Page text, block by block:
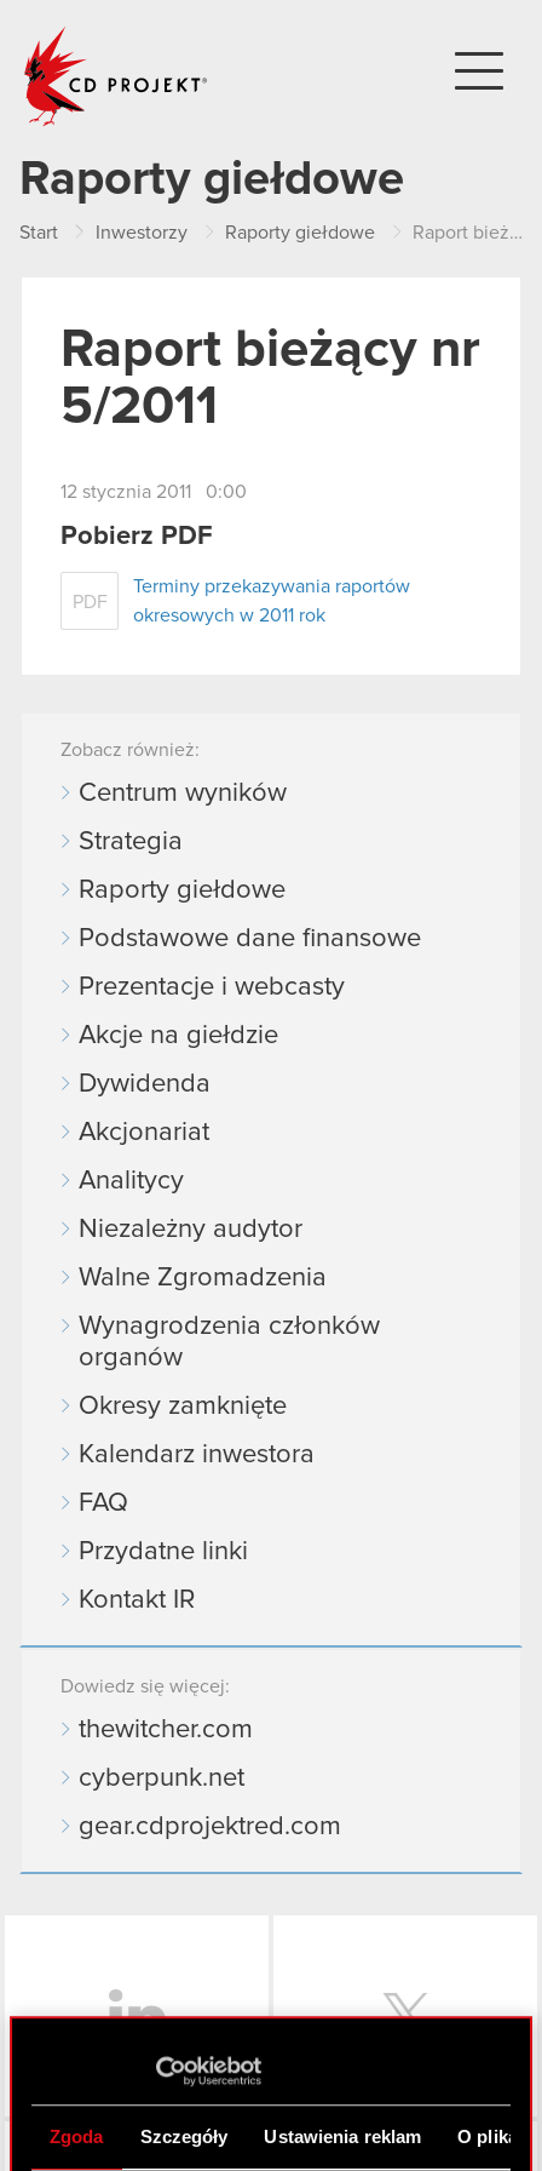
Zgoda Szczegóły Ustawienia reklam O
Raporty giełdowe
Start Inwestorzy Raporty giełdowe Raport bieżący nr 5/2011
Raport bieżący nr
5/2011
12 stycznia 2011 0:00
Pobierz PDF
PDF
Terminy przekazywania raportów
okresowych w 2011 rok
Zobacz również:
Centrum wyników
Strategia
Raporty giełdowe
Podstawowe dane finansowe
Prezentacje i webcasty
Akcje na giełdzie
Dywidenda
Akcjonariat
Analitycy
Niezależny audytor
Walne Zgromadzenia
Wynagrodzenia członków
organów
Okresy zamknięte
Kalendarz inwestora
FAQ
Przydatne linki
Kontakt IR
Dowiedz się więcej:
thewitcher.com
cyberpunk.net
gear.cdprojektred.com
Facebook